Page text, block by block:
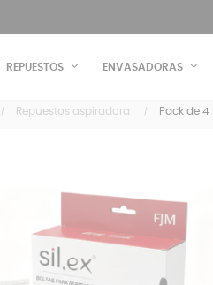
REPUESTOS ENVASADORAS
Repuestos aspiradora Pack de